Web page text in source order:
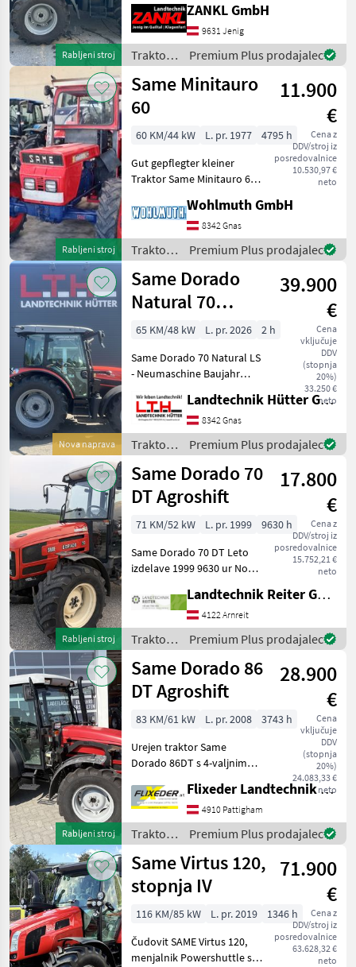
Fendt
New Holland
Steyr
Claas
Prikaži
vse
(48)
MODEL
75
V)
Dorado
95
(Stage
V)
Explorer
70
Explorer
Falcon
50 DT
Dorado
Natural
80
Silver
130
DT
Virtus
120
Stage
IV
Aster
60
DT
LK
Corsaro
70 DT
Pokaži
vse
MARKETPLACE
Marketplace
Ponudbe
trgovcev
Mali
oglasi
Rabljeni stroj
- 4-Zylindermotor -
Syncrongetriebe - mech.
Wendeschaltung - Lüftung
&
ZANKL GmbH
9631 Jenig
Traktor /
Same
Premium Plus prodajalec
Rabljeni stroj
Same Minitauro
60
11.900
€
Cena z
DDV/stroj iz
posredovalnice
10.530,97 €
neto
60 KM/44 kW L. pr. 1977
4795 h
Gut gepflegter kleiner
Traktor Same Minitauro 60
Bstd. 25 km/h Pickerlfrei
Paragraph §57a pogon:
štirikolesni pogon, ,
platforma: kabina, najve
Wohlmuth GmbH
8342 Gnas
Traktor /
Same
Premium Plus prodajalec
Nova naprava
Same Dorado
Natural 70
(Stage V)
39.900
€
Cena
vključuje
DDV
(stopnja
20%)
33.250 €
neto
65 KM/48 kW L. pr. 2026
2 h
Same Dorado 70 Natural LS
- Neumaschine Baujahr
Motor mit Turbolader und
Ladeluftkühlung - 65 PS - 3
Zylinder - Hubraum: 2887
cm³
Landtechnik Hütter GmbH & Co KG
8342 Gnas
Traktor /
Same
Premium Plus prodajalec
Rabljeni stroj
Same Dorado 70
DT Agroshift
17.800
€
Cena z
DDV/stroj iz
posredovalnice
15.752,21 €
neto
71 KM/52 kW L. pr. 1999
9630 h
Same Dorado 70 DT Leto
izdelave 1999 9630 ur Nova
3-stopenjska menjalnik 3-
stopenjsko prestavljanje
pod obremenitvijo
Avtomatska vlečna
Landtechnik Reiter GmbH.
4122 Arnreit
Traktor /
Same
Premium Plus prodajalec
Rabljeni stroj
Same Dorado 86
DT Agroshift
28.900
€
Cena
vključuje
DDV
(stopnja
20%)
24.083,33 €
neto
83 KM/61 kW L. pr. 2008
3743 h
Urejen traktor Same
Dorado 86DT s 4-valjnim
dvigalom Steplinger S
hidravličnim zavorniškim
ventilom S konzolo za
sprednji nakladalnik
Hydrak
Flixeder Landtechnik GmbH
4910 Pattigham
Traktor /
Same
Premium Plus prodajalec
Same Virtus 120,
stopnja IV
71.900
€
Cena z
DDV/stroj iz
posredovalnice
63.628,32 €
neto
116 KM/85 kW L. pr. 2019
1346 h
Čudovit SAME Virtus 120,
menjalnik Powershuttle s